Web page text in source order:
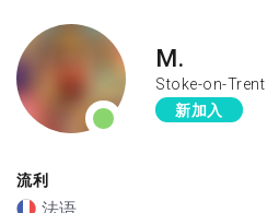
M.
Stoke-on-Trent
新加入
流利
法语